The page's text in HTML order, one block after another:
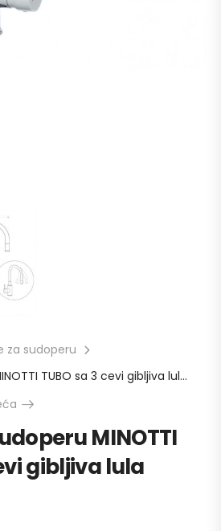
za sudoperu
Baterija za sudoperu MINOTTI TUBO sa 3 cevi gibljiva lula crvena
MINOTTI
gibljiva lula